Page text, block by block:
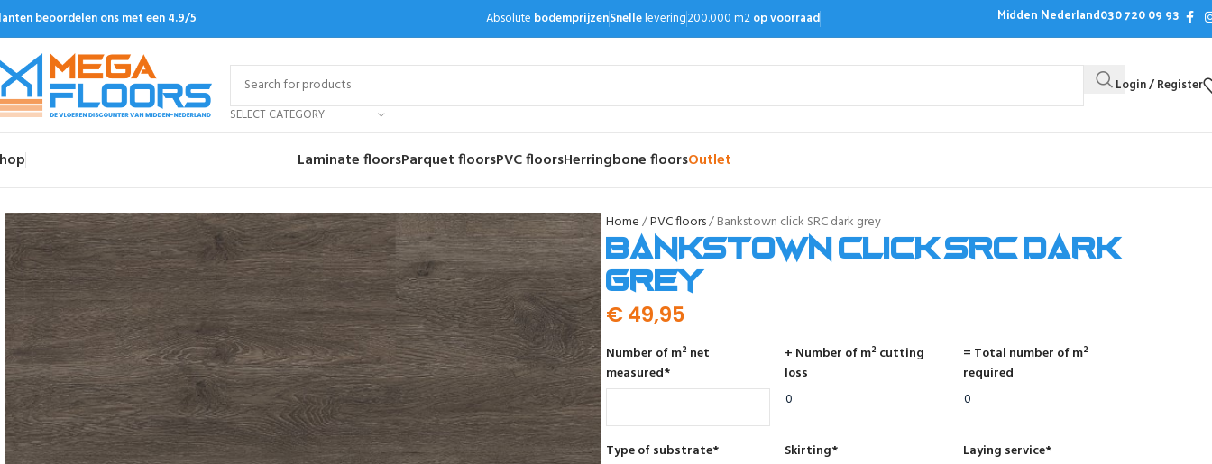
beoordelen ons met een 4.9/5 Absolute bodemprijzenSnellelevering200.000 m2op voorraad Midden Nederland030 720 09 93
SELECT CATEGORY
Login / Register
Laminate floorsParquet floorsPVC floorsHerringbone floorsOutlet
Home PVC floors Bankstown click SRC dark grey
Bankstown click SRC dark
grey
€49,95
Number of m² net
measured*
+ Number of m² cutting
loss
= Total number of m²
required
Type of substrate* Skirting* Laying service*